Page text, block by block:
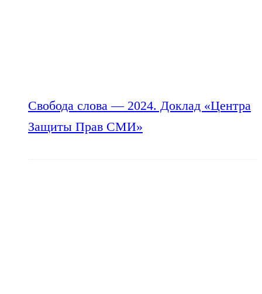
Свобода слова — 2024. Доклад «Центра
Защиты Прав СМИ»